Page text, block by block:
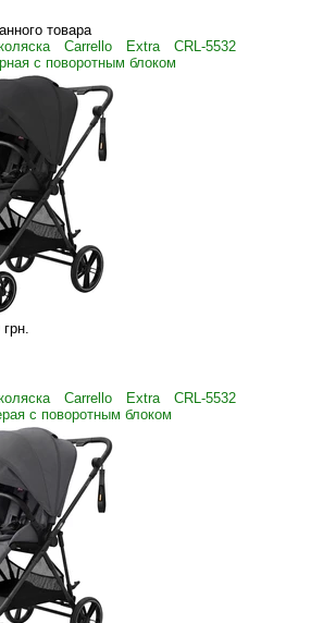
товара
Carrello Extra CRL-5532
с поворотным блоком
грн.
Carrello Extra CRL-5532
с поворотным блоком